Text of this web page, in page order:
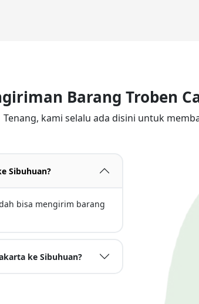
Barang Troben
Tenang, kami selalu ada disini untuk
Sibuhuan?
bisa mengirim barang
ke Sibuhuan?